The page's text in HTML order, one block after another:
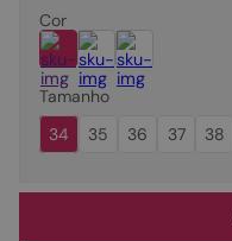
Cor
Tamanho
34
35 36 37 38
sapatilha
óculos
10º couro